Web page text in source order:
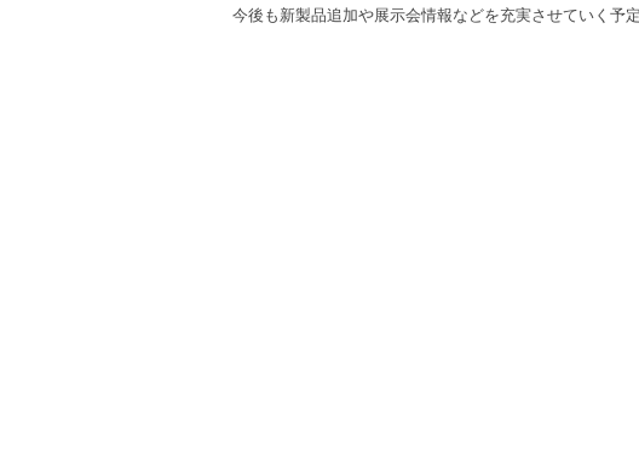
今後も新製品追加や展示会情報などを充実させていく予